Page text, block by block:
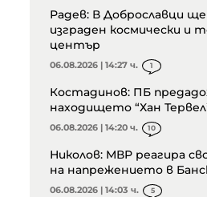
Радев: В Доброславци
изграден космически и
център
06.08.2026 | 14:27 ч. 1
Костадинов: ПБ
находището “Хан
06.08.2026 | 14:20 ч. 10
Николов: МВР реагира
на напрежението в
06.08.2026 | 14:03 ч. 5